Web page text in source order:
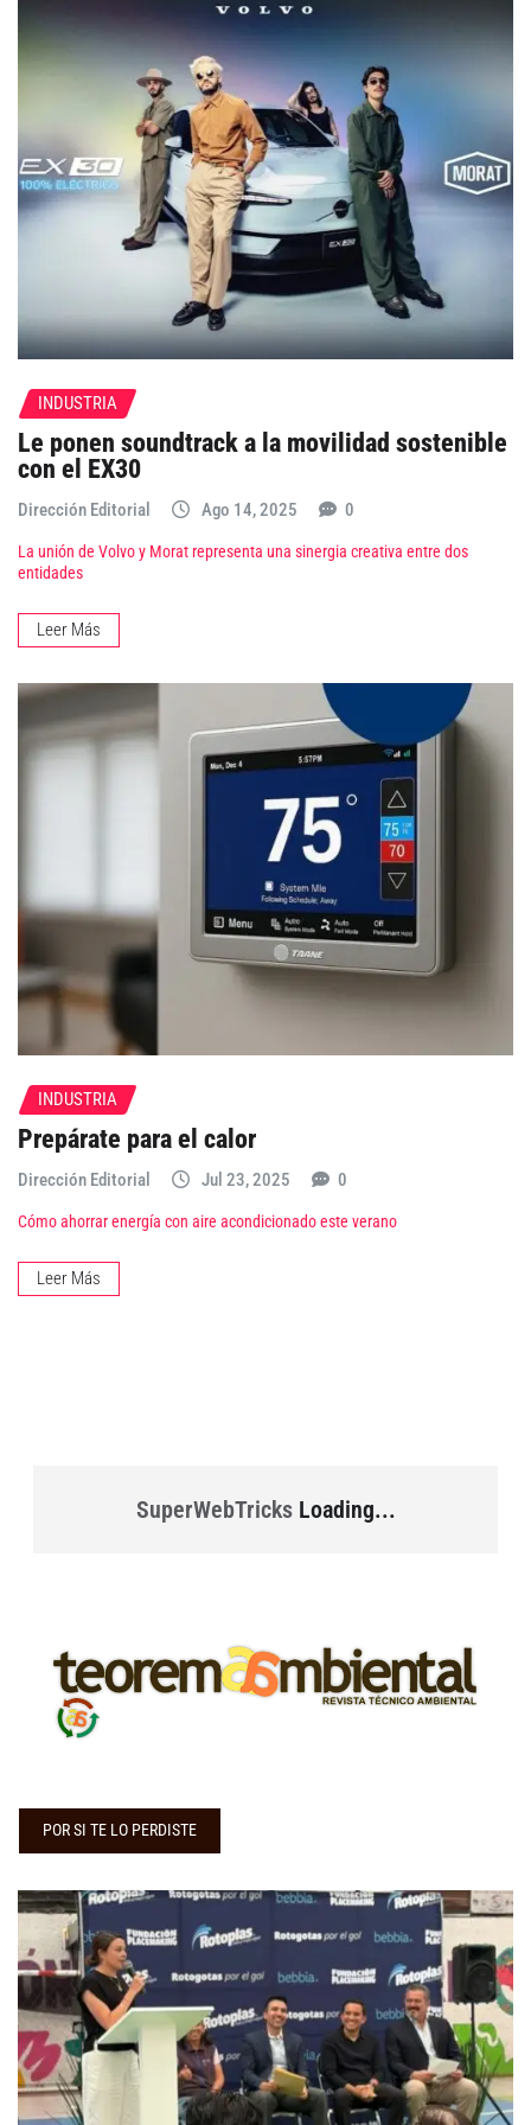
INDUSTRIA
Le ponen soundtrack a la movilidad sostenible
con el EX30
Dirección Editorial Ago 14, 2025 0
La unión de Volvo y Morat representa una sinergia creativa entre dos
entidades
Leer Más
INDUSTRIA
Prepárate para el calor
Dirección Editorial Jul 23, 2025 0
Cómo ahorrar energía con aire acondicionado este verano
Leer Más
SuperWebTricksLoading...
POR SI TE LO PERDISTE